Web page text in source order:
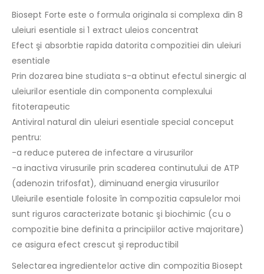
Biosept Forte este o formula originala si complexa din 8
uleiuri esentiale si 1 extract uleios concentrat
Efect şi absorbtie rapida datorita compozitiei din uleiuri
esentiale
Prin dozarea bine studiata s-a obtinut efectul sinergic al
uleiurilor esentiale din componenta complexului
fitoterapeutic
Antiviral natural din uleiuri esentiale special conceput
pentru:
-a reduce puterea de infectare a virusurilor
-a inactiva virusurile prin scaderea continutului de ATP
(adenozin trifosfat), diminuand energia virusurilor
Uleiurile esentiale folosite în compozitia capsulelor moi
sunt riguros caracterizate botanic şi biochimic (cu o
compozitie bine definita a principiilor active majoritare)
ce asigura efect crescut şi reproductibil
Selectarea ingredientelor active din compozitia Biosept